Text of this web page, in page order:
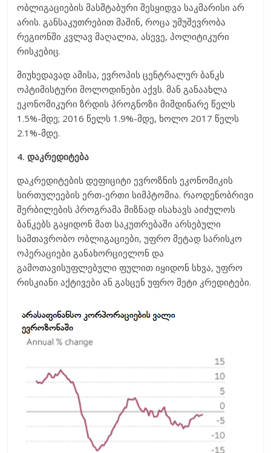
ობლიგაციების მასშტაბური შესყიდვა საკმარისი არ
არის. განსაკუთრებით მაშინ, როცა უმუშევრობა
რეგიონში კვლავ მაღალია, ასევე, პოლიტიკური
რისკებიც.
მიუხედავად ამისა, ევროპის ცენტრალურ ბანკს
ოპტიმისტური მოლოდინები აქვს. მან განაახლა
ეკონომიკური ზრდის პროგნოზი მიმდინარე წელს
1.5%-მდე; 2016 წელს 1.9%-მდე, ხოლო 2017 წელს
2.1%-მდე.
4. დაკრედიტება
დაკრედიტების დეფიციტი ევროზნის ეკონომიკის
სირთულეების ერთ-ერთი სიმპტომია. რაოდენობრივი
შერბილების პროგრამა მიზნად ისახავს აიძულოს
ბანკებს გაყიდონ მათ საკუთრებაში არსებული
სამთავრობო ობლიგაციები, უფრო მეტად სარისკო
ოპერაციები განახორციელონ და
გამოთავისუფლებული ფულით იყიდონ სხვა, უფრო
რისკიანი აქტივები ან გასცენ უფრო მეტი კრედიტები.